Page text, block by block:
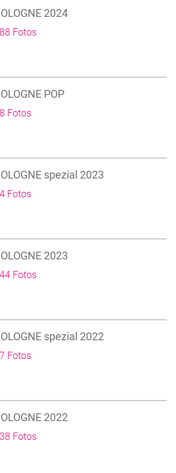
2024
Fotos
POP
Fotos
spezial 2023
Fotos
2023
Fotos
spezial 2022
Fotos
2022
Fotos